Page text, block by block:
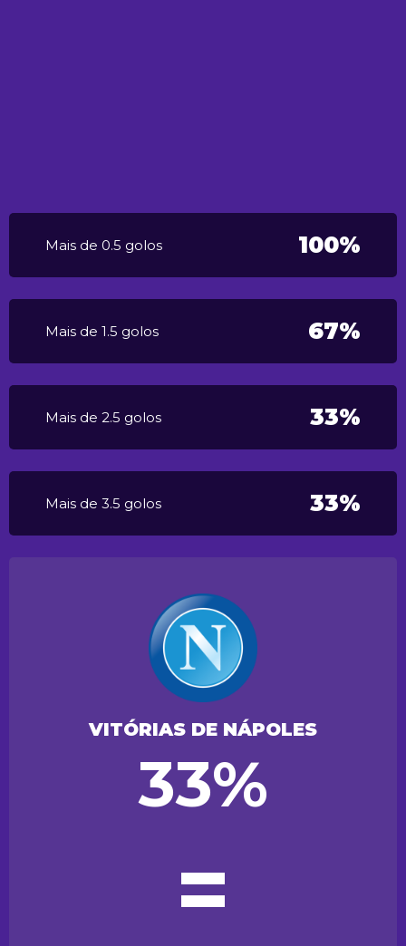
Mais de 0.5 golos 100%
Mais de 1.5 golos 67%
Mais de 2.5 golos 33%
Mais de 3.5 golos 33%
VITÓRIAS DE NÁPOLES
33%
=